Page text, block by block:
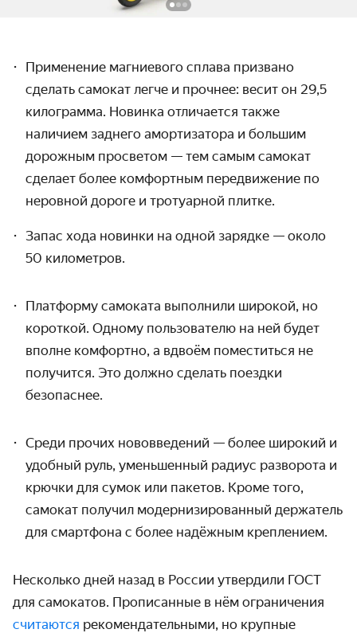
Применение магниевого сплава призвано
сделать самокат легче и прочнее: весит он 29,5
килограмма. Новинка отличается также
наличием заднего амортизатора и большим
дорожным просветом — тем самым самокат
сделает более комфортным передвижение по
неровной дороге и тротуарной плитке.
Запас хода новинки на одной зарядке — около
50 километров.
Платформу самоката выполнили широкой, но
короткой. Одному пользователю на ней будет
вполне комфортно, а вдвоём поместиться не
получится. Это должно сделать поездки
безопаснее.
Среди прочих нововведений — более широкий и
удобный руль, уменьшенный радиус разворота и
крючки для сумок или пакетов. Кроме того,
самокат получил модернизированный держатель
для смартфона с более надёжным креплением.
Несколько дней назад в России утвердили ГОСТ
для самокатов. Прописанные в нём ограничения
считаются рекомендательными, но крупные